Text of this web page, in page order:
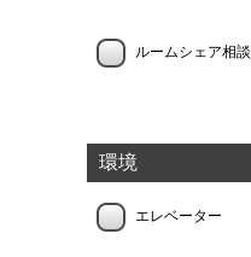
ルームシェア相談
環境
エレベーター